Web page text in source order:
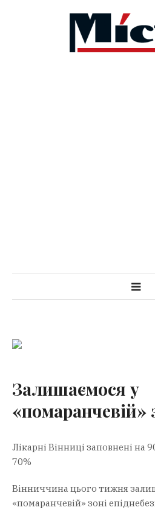
Залишаємося у
«помаранчевій»
Лікарні Вінниці заповнені на
70%
Вінниччина цього тижня
«помаранчевій» зоні